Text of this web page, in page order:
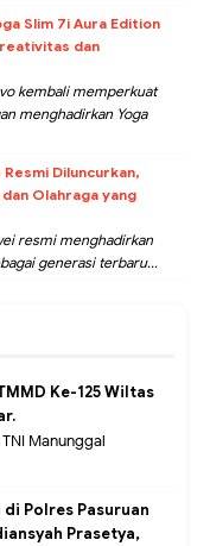
Slim 7i Aura Edition
dan
kembali memperkuat
menghadirkan Yoga
Diluncurkan,
Olahraga yang
resmi menghadirkan
generasi terbaru...
Ke-125 Wiltas
Manunggal
Polres Pasuruan
Prasetya,